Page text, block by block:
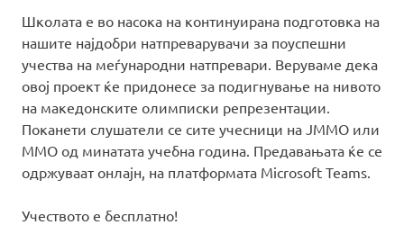
Школата е во насока на континуирана подготовка на
нашите најдобри натпреварувачи за поуспешни
учества на меѓународни натпревари. Веруваме дека
овој проект ќе придонесе за подигнување на нивото
на македонските олимписки репрезентации.
Поканети слушатели се сите учесници на ЈММО или
ММО од минатата учебна година. Предавањата ќе се
одржуваат онлајн, на платформата Microsoft Teams.
Учеството е бесплатно!